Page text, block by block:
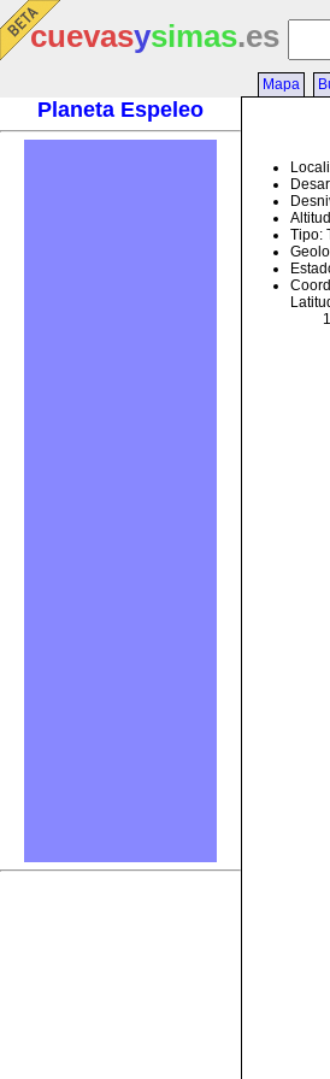
cuevasysimas.es
Planeta Espeleo
Mapa
Tipo: